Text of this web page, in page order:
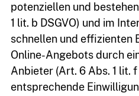
potenziellen und
1 lit. b DSGVO) und im
schnellen und effizienten
Online-Angebots durch
Anbieter (Art. 6 Abs. 1 lit.
entsprechende